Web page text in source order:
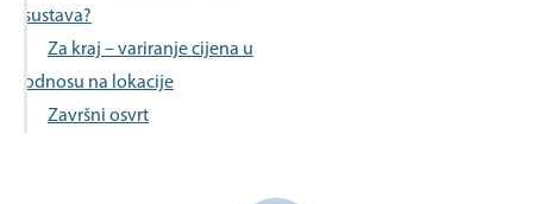
sustava?
Za kraj – variranje cijena u
odnosu na lokacije
Završni osvrt